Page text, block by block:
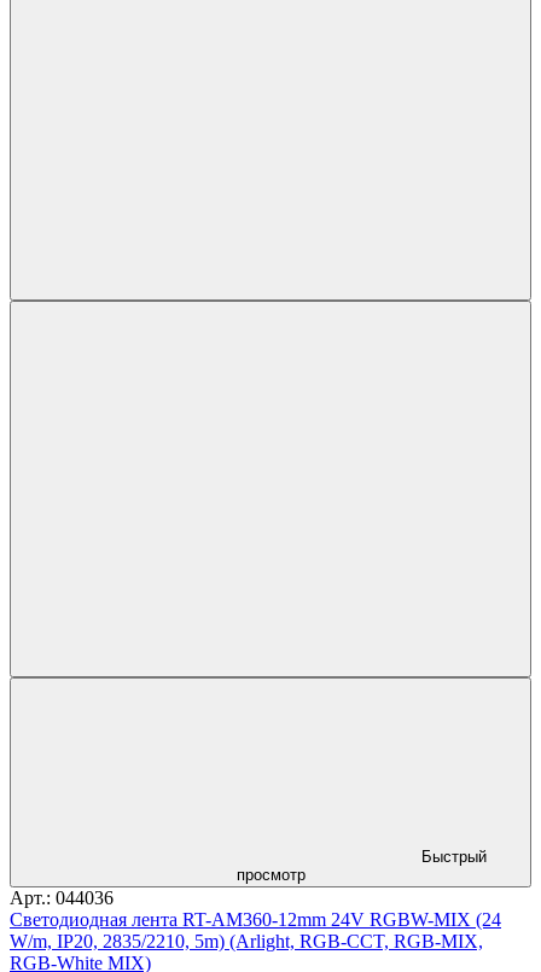
Быстрый
просмотр
Арт.: 044036
Светодиодная лента RT-AM360-12mm 24V RGBW-MIX (24
W/m, IP20, 2835/2210, 5m) (Arlight, RGB-CCT, RGB-MIX,
RGB-White MIX)